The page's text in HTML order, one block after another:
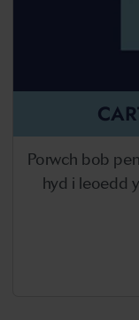
Porwch bob
hyd i leoedd